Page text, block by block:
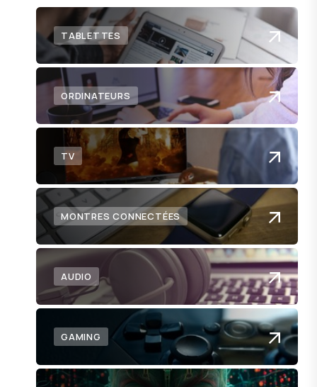
TABLETTES
ORDINATEURS
TV
MONTRES CONNECTÉES
AUDIO
GAMING